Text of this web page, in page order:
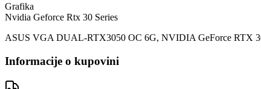
Grafika
Nvidia Geforce Rtx 30 Series
ASUS VGA DUAL-RTX3050 OC 6G, NVIDIA GeForce RTX
Informacije o kupovini